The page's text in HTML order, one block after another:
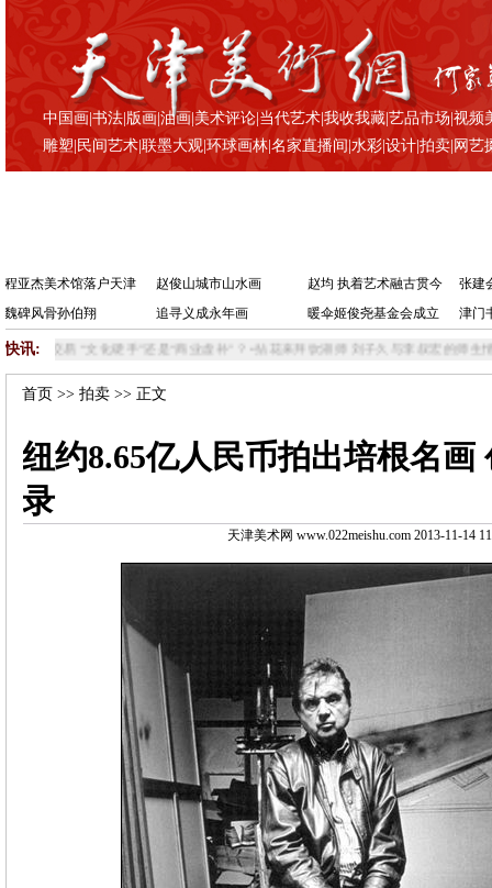
中国画 |书法 版画 |油画 |美术评论 当代艺术 |我收我藏 |艺品市场 |视频
雕塑 民间艺术 |联墨大观 |环球画林 |名家直播间 |水彩 |设计 |拍卖 网艺
程亚杰美术馆落户天津 赵俊山城市山水画 赵均 执着艺术融古贯今
张建
魏碑风骨孙伯翔
追寻义成永年画 暖伞姬俊尧基金会成立 津门
快讯:
“文化硬手”还是“商业虚补”？ • 拈花来拜饮湖师 刘子久与李叔宏的师生情缘 • 著名画
首页 >>拍卖 >> 正文
纽约8.65亿人民币拍出培根名画
录
天津美术网 www.022meishu.com 2013-11-14